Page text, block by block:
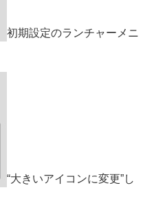
初期設定のランチャーメニ
“大きいアイコンに変更”し